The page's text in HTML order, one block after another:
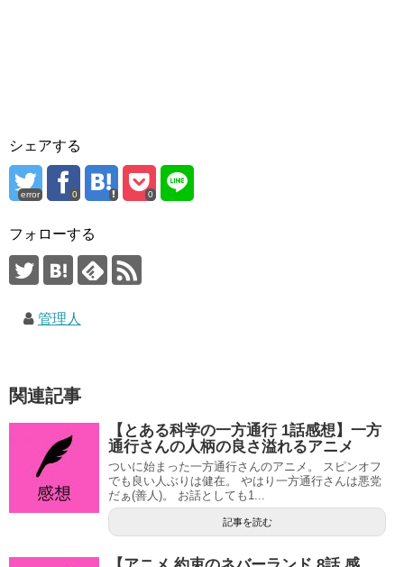
シェアする
error 0 0
フォローする
管理人
関連記事
【とある科学の一方通行 1話感想】一方
通行さんの人柄の良さ溢れるアニメ
ついに始まった一方通行さんのアニメ。 スピンオフ
でも良い人ぶりは健在。 やはり一方通行さんは悪党
だぁ(善人)。 お話としても1...
記事を読む